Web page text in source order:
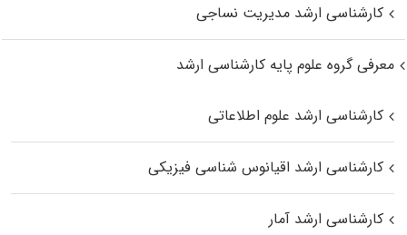
کارشناسی ارشد مدیریت نساجی
معرفی گروه علوم پایه کارشناسی ارشد
کارشناسی ارشد علوم اطلاعاتی
کارشناسی ارشد اقیانوس‌ شناسی فیزیکی
کارشناسی ارشد آمار